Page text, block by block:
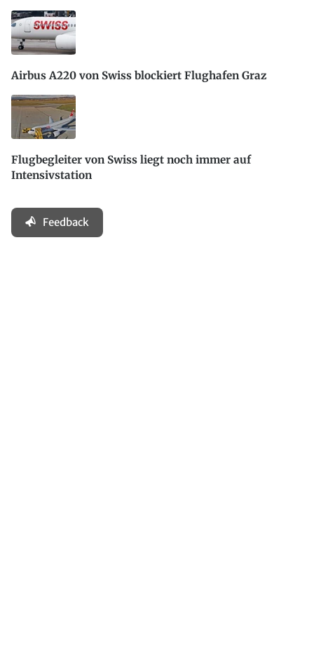
Airbus A220 von Swiss blockiert Flughafen Graz
Flugbegleiter von Swiss liegt noch immer auf
Intensivstation
Feedback